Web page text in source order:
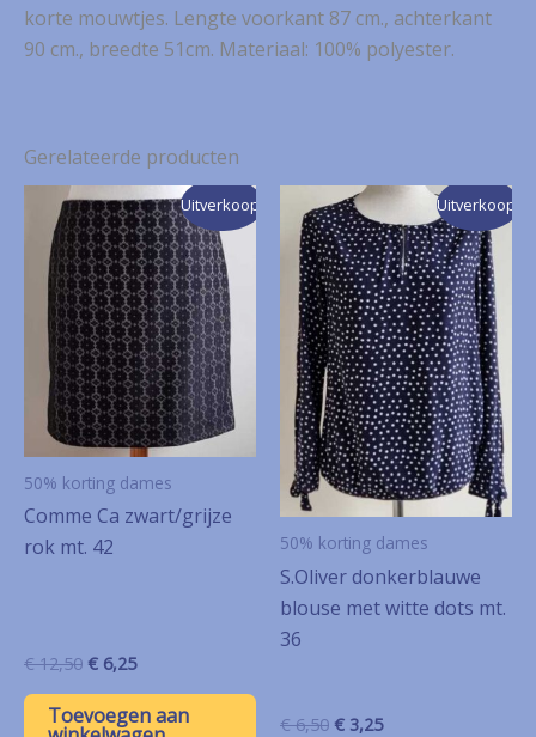
korte mouwtjes. Lengte voorkant 87 cm., achterkant
90 cm., breedte 51cm. Materiaal: 100% polyester.
Gerelateerde producten
Uitverkoop!
50% korting dames
Comme Ca zwart/grijze
rok mt. 42
€12,50 Oorspronkelijke
was:
€ 12,50.
€ 6,25Huidige
is:
€ 6,25.
Toevoegen aan
Uitverkoop!
50% korting dames
S.Oliver donkerblauwe
blouse met witte dots mt.
36
€6,50 Oorspronkelijke
€ 3,25Huidige